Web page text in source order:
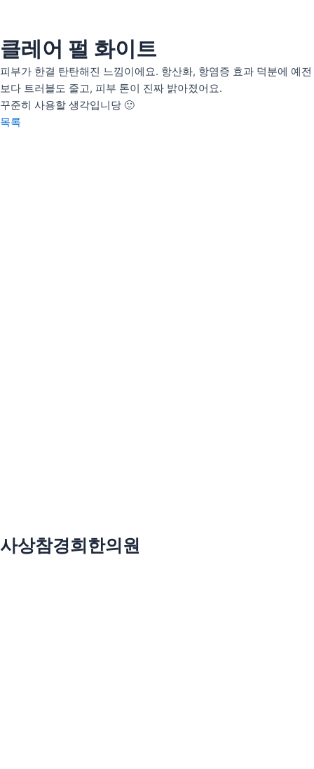
츠
로
건
너
뛰
기
인사말
의료인 소개
안티트러블
펄화이트
클레어 펄 화이트
피부가 한결 탄탄해진 느낌이에요. 항산화, 항염증 효과 덕분에 예전
보다 트러블도 줄고, 피부 톤이 진짜 밝아졌어요.
꾸준히 사용할 생각입니당 🙂
목록
사상참경희한의원